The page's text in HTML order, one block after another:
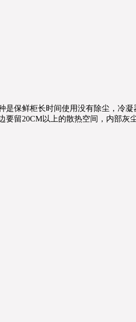
保鲜柜长时间使用没有除尘，冷凝
留20CM以上的散热空间，内部灰